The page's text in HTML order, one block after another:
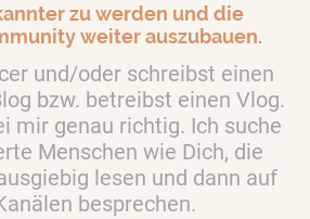
zu werden und die
weiter auszubauen.
und/oder schreibst einen
bzw. betreibst einen Vlog.
mir genau richtig. Ich suche
Menschen wie Dich, die
lesen und dann auf
besprechen.